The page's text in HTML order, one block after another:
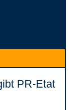
PR-Etat